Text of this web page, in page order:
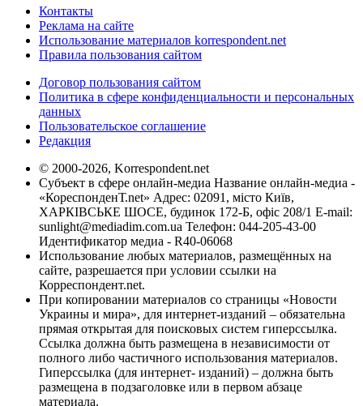
Контакты
Реклама на сайте
Использование материалов korrespondent.net
Правила пользования сайтом
Договор пользования сайтом
Политика в сфере конфиденциальности и персональных
данных
Пользовательское соглашение
Редакция
© 2000-2026, Korrespondent.net
Субъект в сфере онлайн-медиа Название онлайн-медиа -
«КореспонденТ.net» Адрес: 02091, місто Київ,
ХАРКІВСЬКЕ ШОСЕ, будинок 172-Б, офіс 208/1 E-mail:
sunlight@mediadim.com.ua Телефон: 044-205-43-00
Идентификатор медиа - R40-06068
Использование любых материалов, размещённых на
сайте, разрешается при условии ссылки на
Корреспондент.net.
При копировании материалов со страницы «Новости
Украины и мира», для интернет-изданий – обязательна
прямая открытая для поисковых систем гиперссылка.
Ссылка должна быть размещена в независимости от
полного либо частичного использования материалов.
Гиперссылка (для интернет- изданий) – должна быть
размещена в подзаголовке или в первом абзаце
материала.